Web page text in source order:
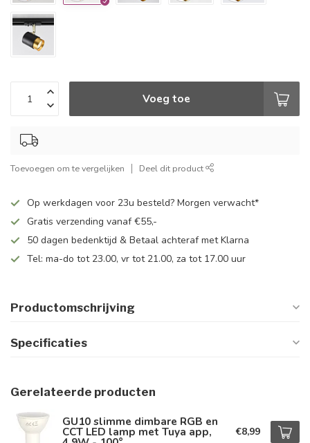
Voeg toe
Toevoegen om te vergelijken Deel dit product
Op werkdagen voor 23u besteld? Morgen verwacht*
Gratis verzending vanaf €55,-
50 dagen bedenktijd & Betaal achteraf met Klarna
Tel: ma-do tot 23.00, vr tot 21.00, za tot 17.00 uur
Productomschrijving
Specificaties
Gerelateerde producten
GU10 slimme dimbare RGB en
CCT LED lamp met Tuya app, €8,99